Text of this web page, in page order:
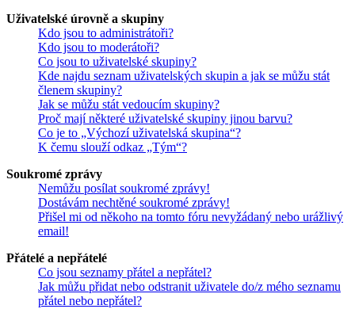
Uživatelské úrovně a skupiny
Kdo jsou to administrátoři?
Kdo jsou to moderátoři?
Co jsou to uživatelské skupiny?
Kde najdu seznam uživatelských skupin a jak se můžu stát
členem skupiny?
Jak se můžu stát vedoucím skupiny?
Proč mají některé uživatelské skupiny jinou barvu?
Co je to „Výchozí uživatelská skupina“?
K čemu slouží odkaz „Tým“?
Soukromé zprávy
Nemůžu posílat soukromé zprávy!
Dostávám nechtěné soukromé zprávy!
Přišel mi od někoho na tomto fóru nevyžádaný nebo urážlivý
email!
Přátelé a nepřátelé
Co jsou seznamy přátel a nepřátel?
Jak můžu přidat nebo odstranit uživatele do/z mého seznamu
přátel nebo nepřátel?